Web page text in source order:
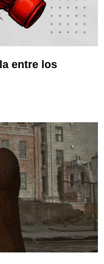
entre los